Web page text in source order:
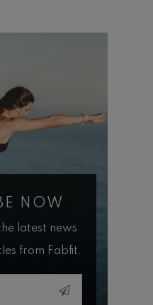
NOW
latest news
from Fabfit.